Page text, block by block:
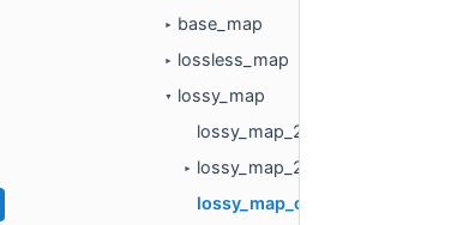
► base_map
► lossless_map
▼
lossy_map
lossy_map_2d.cc
►
lossy_map_2d.h
lossy_map_config_2d.cc